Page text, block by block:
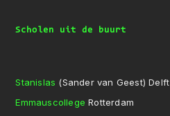
Scholen uit de buurt
Stanislas (Sander van Geest) Delft
Emmauscollege Rotterdam